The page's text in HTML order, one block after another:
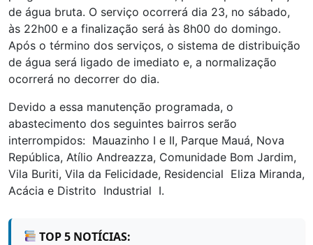
de água bruta. O serviço ocorrerá dia 23, no sábado,
às 22h00 e a finalização será às 8h00 do domingo.
Após o término dos serviços, o sistema de distribuição
de água será ligado de imediato e, a normalização
ocorrerá no decorrer do dia.
Devido a essa manutenção programada, o
abastecimento dos seguintes bairros serão
interrompidos: Mauazinho I e II, Parque Mauá, Nova
República, Atílio Andreazza, Comunidade Bom Jardim,
Vila Buriti, Vila da Felicidade, Residencial Eliza Miranda,
Acácia e Distrito Industrial I.
TOP 5 NOTÍCIAS: